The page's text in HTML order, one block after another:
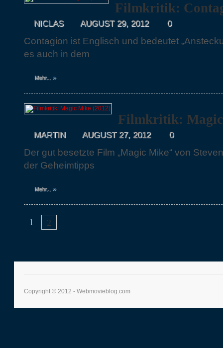
Filmkritik:
NICLAS AUGUST 29, 2012 0
Contagion ist Englisch und bedeutet
es auch in dem
Mehr... »
Filmkritik:
MARTIN AUGUST 27, 2012 0
Der gut besetzte Film „Magic Mike“ von
der Geheimtipps
Mehr... »
1 2
Copyright © 2012 - Webmovieblog.com